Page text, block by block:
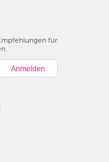
für